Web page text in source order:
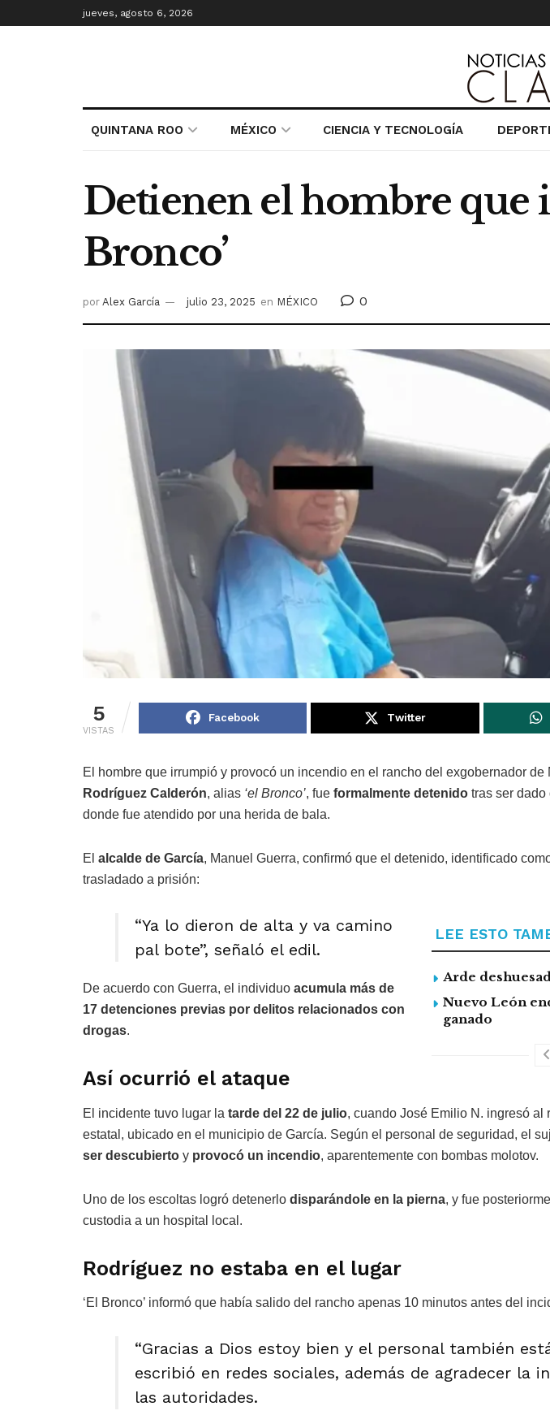
jueves, agosto 6, 2026
QUINTANA ROO MÉXICO CIENCIA Y TECNOLOGÍA
Detienen el hombre que
Bronco’
por Alex García julio 23, 2025 en MÉXICO 0
5
VISTAS
Facebook Twitter
El hombre que irrumpió y provocó un incendio en el rancho del exgobernador de
Rodríguez Calderón, alias ‘el Bronco’, fue formalmente detenido tras ser dado
donde fue atendido por una herida de bala.
El alcalde de García, Manuel Guerra, confirmó que el detenido, identificado
trasladado a prisión:
LEE ESTO
Arde
Nuevo León
ganado
“Ya lo dieron de alta y va camino
pal bote”, señaló el edil.
De acuerdo con Guerra, el individuo acumula más de
17 detenciones previas por delitos relacionados con
drogas.
Así ocurrió el ataque
El incidente tuvo lugar la tarde del 22 de julio, cuando José Emilio N. ingresó al
estatal, ubicado en el municipio de García. Según el personal de seguridad, el
ser descubierto y provocó un incendio, aparentemente con bombas molotov.
Uno de los escoltas logró detenerlo disparándole en la pierna, y fue
custodia a un hospital local.
Rodríguez no estaba en el lugar
‘El Bronco’ informó que había salido del rancho apenas 10 minutos antes del
“Gracias a Dios estoy bien y el personal también
escribió en redes sociales, además de agradecer la
las autoridades.